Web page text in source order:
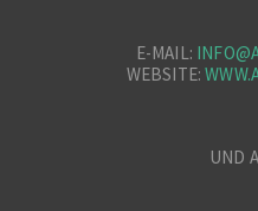
E-MAIL:
WEBSITE:
UND